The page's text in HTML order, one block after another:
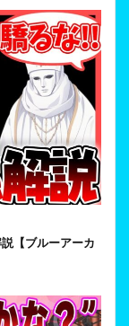
【ブルーアーカ